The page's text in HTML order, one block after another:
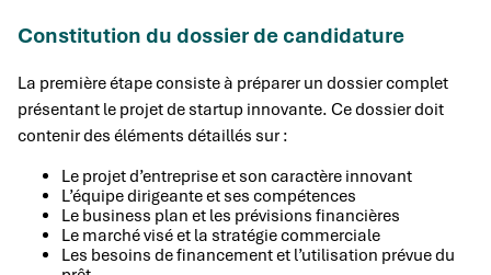
Constitution du dossier de candidature
La première étape consiste à préparer un dossier complet
présentant le projet de startup innovante. Ce dossier doit
contenir des éléments détaillés sur :
Le projet d’entreprise et son caractère innovant
L’équipe dirigeante et ses compétences
Le business plan et les prévisions financières
Le marché visé et la stratégie commerciale
Les besoins de financement et l’utilisation prévue du